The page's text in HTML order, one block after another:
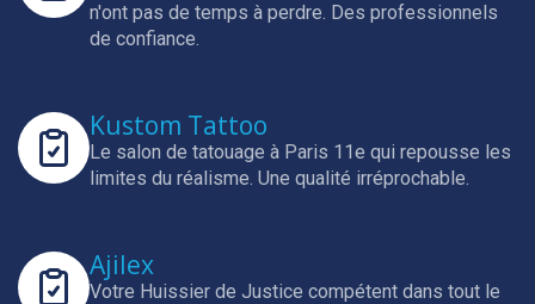
n'ont pas de temps à perdre. Des professionnels
de confiance.
Kustom Tattoo
Le salon de tatouage à Paris 11e qui repousse les
limites du réalisme. Une qualité irréprochable.
Ajilex
Votre Huissier de Justice compétent dans tout le